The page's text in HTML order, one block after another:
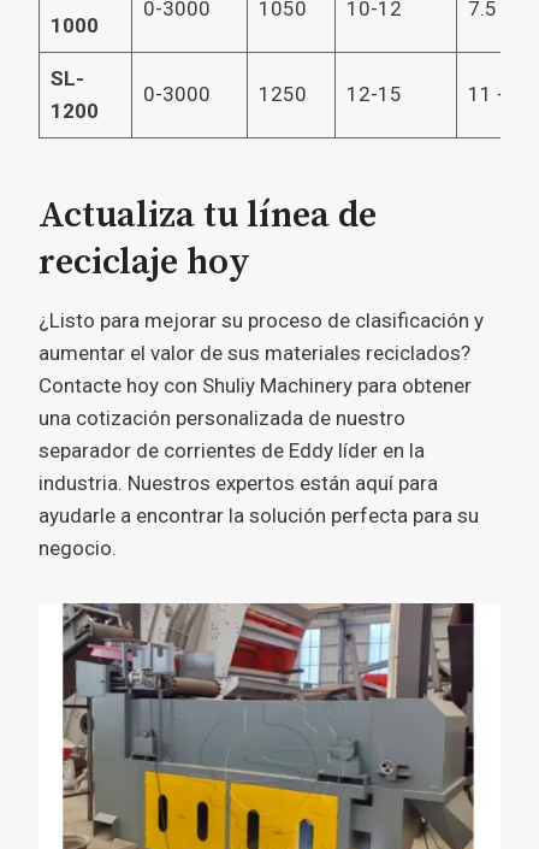
1000
0-3000 1050 10-12 7.5 +
SL-
1200
0-3000 1250 12-15 11 +
Actualiza tu línea de
reciclaje hoy
¿Listo para mejorar su proceso de clasificación y
aumentar el valor de sus materiales reciclados?
Contacte hoy con Shuliy Machinery para obtener
una cotización personalizada de nuestro
separador de corrientes de Eddy líder en la
industria. Nuestros expertos están aquí para
ayudarle a encontrar la solución perfecta para su
negocio.